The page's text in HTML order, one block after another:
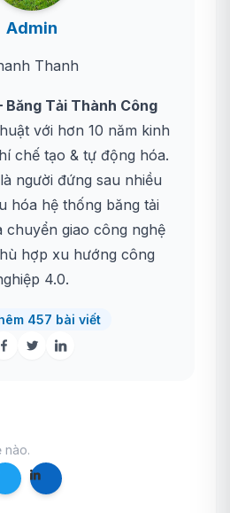
Admin
Thanh
Băng Tải Thành Công
với hơn 10 năm kinh
chế tạo & tự động hóa.
người đứng sau nhiều
hóa hệ thống băng tải
chuyển giao công nghệ
hợp xu hướng công
4.0.
457 bài viết
nào.